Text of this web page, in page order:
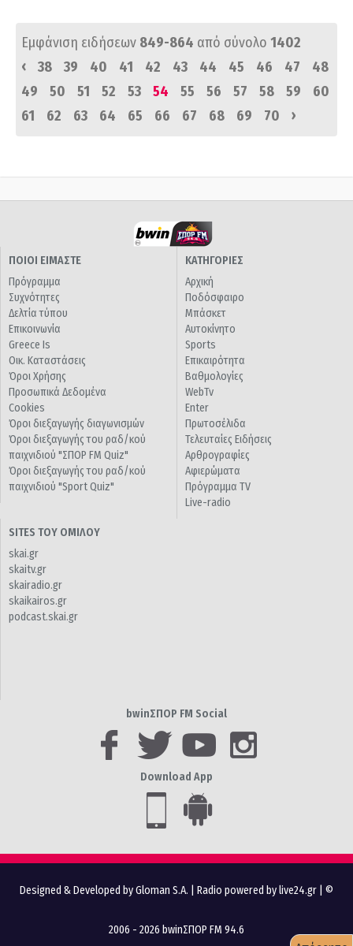
Εμφάνιση ειδήσεων 849-864 από σύνολο 1402
‹
38 39 40 41 42 43 44 45 46 47
48
49
50 51 52 53 54 55 56 57 58 59
60
61
62 63 64 65 66 67 68 69 70 ›
ΠΟΙΟΙ ΕΙΜΑΣΤΕ
Πρόγραμμα
Συχνότητες
Δελτία τύπου
Επικοινωνία
Greece Is
Οικ. Καταστάσεις
Όροι Χρήσης
Προσωπικά Δεδομένα
Cookies
Όροι διεξαγωγής διαγωνισμών
Όροι διεξαγωγής του ραδ/κού
παιχνιδιού "ΣΠΟΡ FM Quiz"
Όροι διεξαγωγής του ραδ/κού
παιχνιδιού "Sport Quiz"
ΚΑΤΗΓΟΡΙΕΣ
Αρχική
Ποδόσφαιρο
Μπάσκετ
Αυτοκίνητο
Sports
Επικαιρότητα
Βαθμολογίες
WebTv
Enter
Πρωτοσέλιδα
Τελευταίες Ειδήσεις
Αρθρογραφίες
Αφιερώματα
Πρόγραμμα TV
Live-radio
SITES ΤΟΥ ΟΜΙΛΟΥ
skai.gr
skaitv.gr
skairadio.gr
skaikairos.gr
podcast.skai.gr
bwinΣΠΟΡ FM Social
Download App
Designed & Developed by Gloman S.A. Radio powered by live24.gr | ©
2006 - 2026 bwinΣΠΟΡ FM 94.6